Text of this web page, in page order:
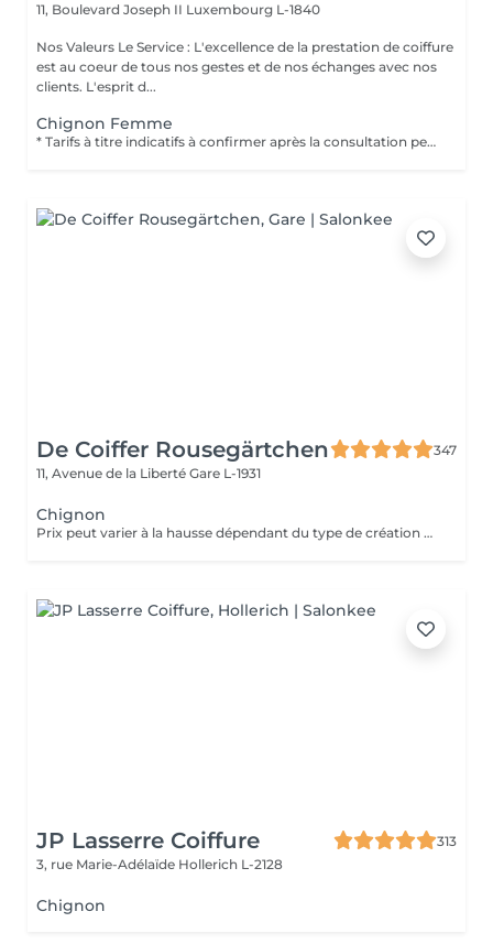
11, Boulevard Joseph II Luxembourg L-1840
Nos Valeurs Le Service : L'excellence de la prestation de coiffure
est au coeur de tous nos gestes et de nos échanges avec nos
clients. L'esprit d...
Chignon Femme
* Tarifs à titre indicatifs à confirmer après la consultation personnalisée établit auprès de votre coiffeur/stylist/spécialiste * La direction se réserve le droit dapporter des modifications pour le bon fonctionnement du salon
De Coiffer Rousegärtchen
347
11, Avenue de la Liberté Gare L-1931
Chignon
Prix peut varier à la hausse dépendant du type de création finalement réalisée.
JP Lasserre Coiffure
313
3, rue Marie-Adélaïde Hollerich L-2128
Chignon